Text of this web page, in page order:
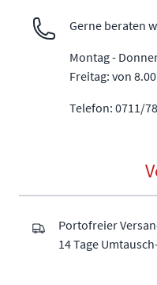
Gerne beraten
Montag -
Freitag: von
Telefon: 0711/
Portofreier
14 Tage